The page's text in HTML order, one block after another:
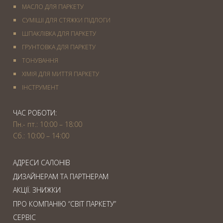
МАСЛО ДЛЯ ПАРКЕТУ
СУМІШІ ДЛЯ СТЯЖКИ ПІДЛОГИ
ШПАКЛІВКА ДЛЯ ПАРКЕТУ
ГРУНТОВКА ДЛЯ ПАРКЕТУ
ТОНУВАННЯ
ХІМІЯ ДЛЯ МИТТЯ ПАРКЕТУ
IНСТРУМЕНТ
ЧАС РОБОТИ:
Пн.- пт.: 10:00 – 18:00
Сб.: 10:00 – 14:00
АДРЕСИ САЛОНІВ
ДИЗАЙНЕРАМ ТА ПАРТНЕРАМ
АКЦІЇ. ЗНИЖКИ
ПРО КОМПАНІЮ “СВІТ ПАРКЕТУ”
СЕРВІС